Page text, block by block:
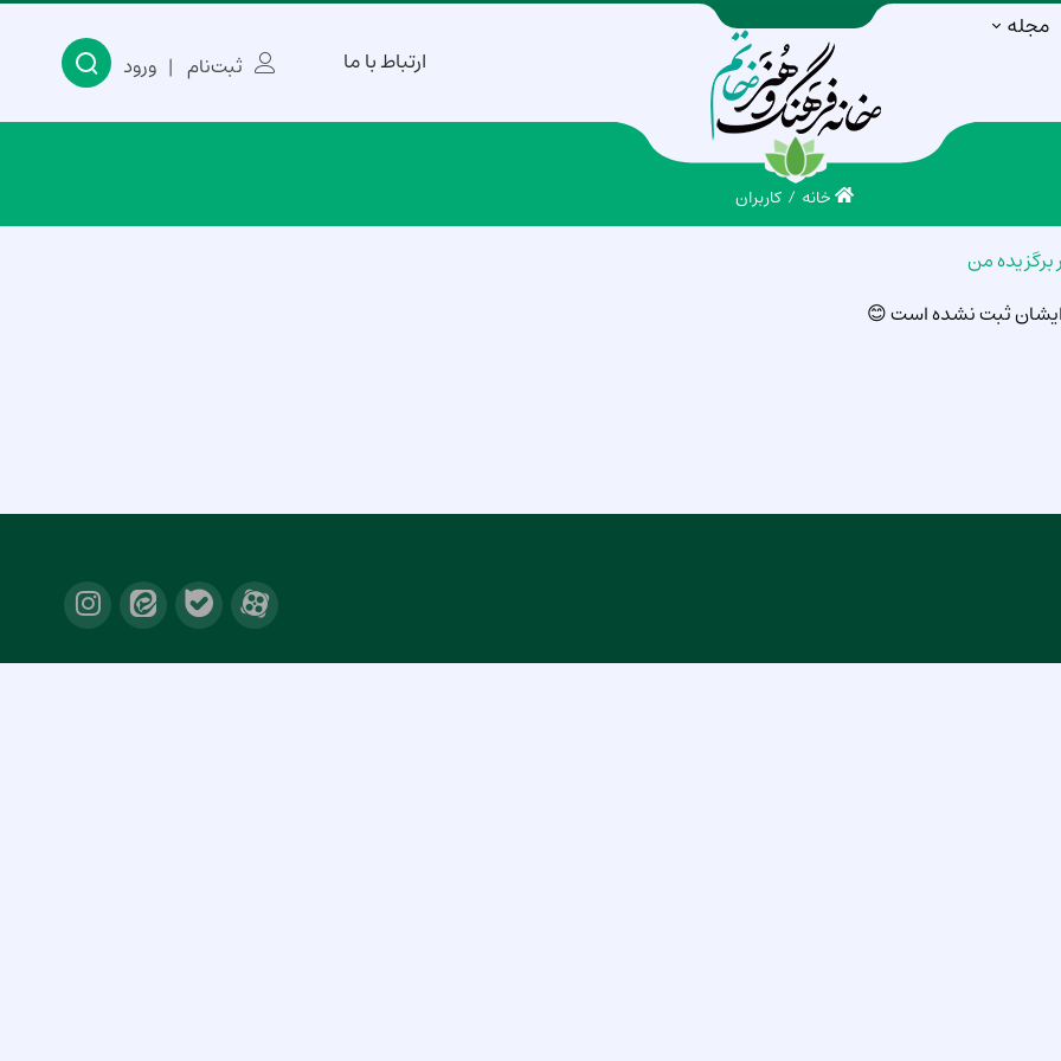
مجله
ارتباط با ما ثبت‌نام ورود
خانه کاربران
برگزیده من
ایشان ثبت نشده است 😊